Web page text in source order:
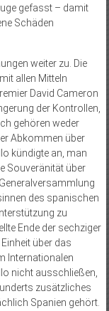
gefasst – damit
Schäden
weiter zu. Die
allen Mitteln
David Cameron
der Kontrollen,
gehören weder
Abkommen über
kündigte an, man
Souveränität über
des spanischen
zu
Ende der sechziger
über das
Internationalen
nicht ausschließen,
zusätzliches
Spanien gehört.